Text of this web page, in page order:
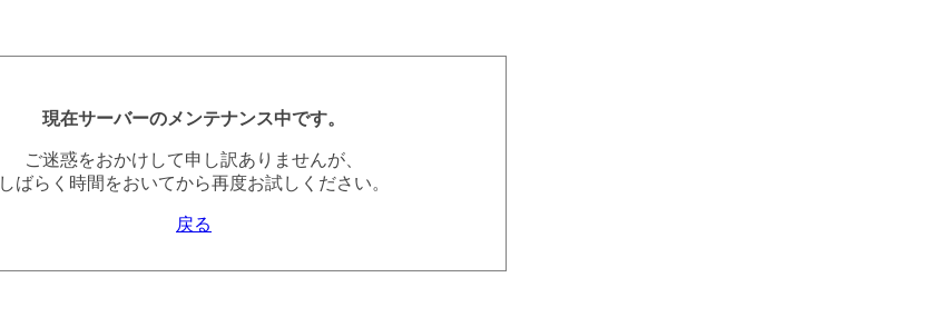
現在サーバーのメンテナンス中です。
ご迷惑をおかけして申し訳ありませんが、
しばらく時間をおいてから再度お試しください。
戻る